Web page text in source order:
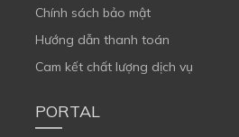
Chính sách bảo mật
Hướng dẫn thanh toán
Cam kết chất lượng dịch vụ
PORTAL